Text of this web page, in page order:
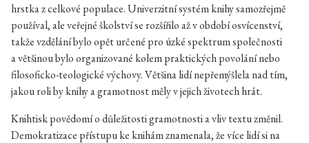
hrstka z celkové populace. Univerzitní systém knihy samozřejmě
používal, ale veřejné školství se rozšířilo až v období osvícenství,
takže vzdělání bylo opět určené pro úzké spektrum společnosti
a většinou bylo organizované kolem praktických povolání nebo
filosoficko-teologické výchovy. Většina lidí nepřemýšlela nad tím,
jakou roli by knihy a gramotnost měly v jejich životech hrát.
Knihtisk povědomí o důležitosti gramotnosti a vliv textu změnil.
Demokratizace přístupu ke knihám znamenala, že více lidí si na